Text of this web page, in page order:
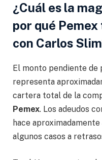
¿Cuál es la
por qué
con Carlos
El monto pendiente de
representa
cartera total de la
Pemex. Los adeudos
hace
algunos casos a